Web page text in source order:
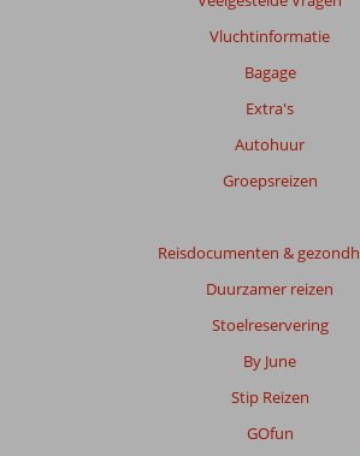
Vluchtinformatie
Bagage
Extra's
Autohuur
Groepsreizen
Reisdocumenten &
Duurzamer reizen
Stoelreservering
By June
Stip Reizen
GOfun